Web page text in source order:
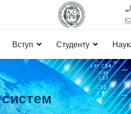
Вступ Студенту
систем